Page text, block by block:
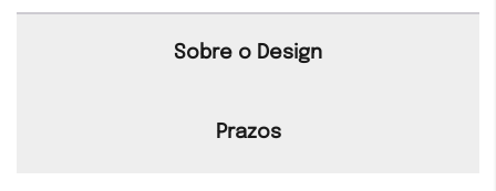
Sobre o Design
Prazos